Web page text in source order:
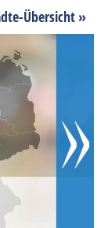
Übersicht »